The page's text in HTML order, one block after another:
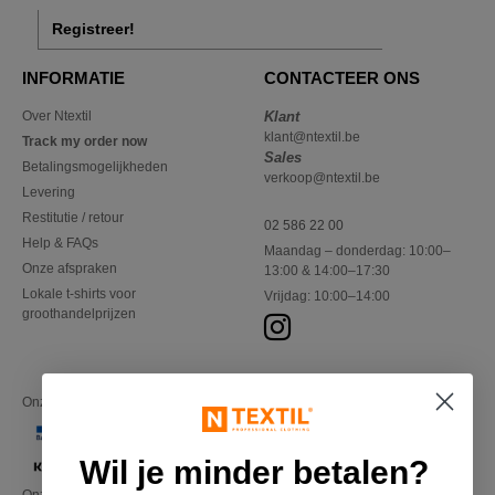
Registreer!
INFORMATIE
Over Ntextil
Track my order now
Betalingsmogelijkheden
Levering
Restitutie / retour
Help & FAQs
Onze afspraken
Lokale t-shirts voor
groothandelprijzen
CONTACTEER ONS
Klant
klant@ntextil.be
Sales
verkoop@ntextil.be
02 586 22 00
Maandag – donderdag: 10:00–
13:00 & 14:00–17:30
Vrijdag: 10:00–14:00
Onze financiële partners
Wil je minder betalen?